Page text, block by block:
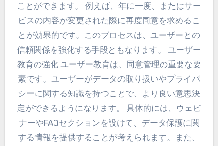
ことができます。 例えば、年に一度、またはサー
ビスの内容が変更された際に再度同意を求めるこ
とが効果的です。このプロセスは、ユーザーとの
信頼関係を強化する手段ともなります。 ユーザー
教育の強化 ユーザー教育は、同意管理の重要な要
素です。ユーザーがデータの取り扱いやプライバ
シーに関する知識を持つことで、より良い意思決
定ができるようになります。 具体的には、ウェビ
ナーやFAQセクションを設けて、データ保護に関
する情報を提供することが考えられます。また、